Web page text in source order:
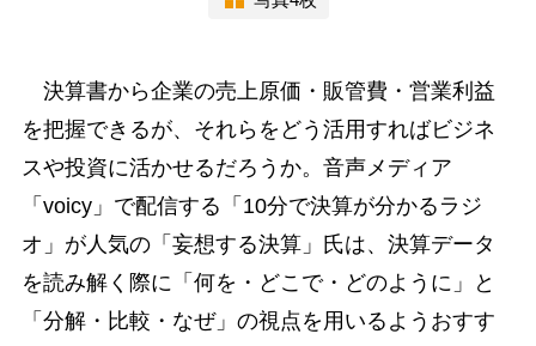
決算書から企業の売上原価・販管費・営業利益
を把握できるが、それらをどう活用すればビジネ
スや投資に活かせるだろうか。音声メディア
「voicy」で配信する「10分で決算が分かるラジ
オ」が人気の「妄想する決算」氏は、決算データ
を読み解く際に「何を・どこで・どのように」と
「分解・比較・なぜ」の視点を用いるようおすす